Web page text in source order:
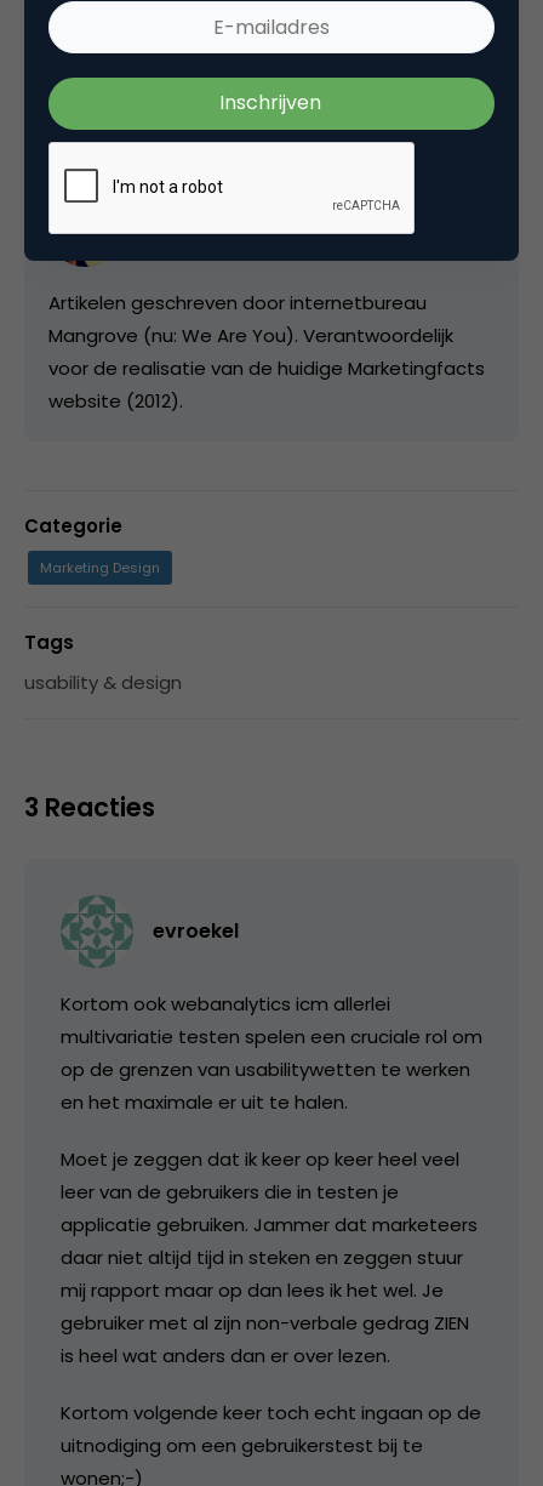
Deel dit artikel
Kopieer link
Internetbureau bijmangrove.com
Artikelen geschreven door internetbureau
Mangrove (nu: We Are You). Verantwoordelijk
voor de realisatie van de huidige Marketingfacts
website (2012).
Categorie
Marketing Design
Tags
usability & design
3 Reacties
evroekel
Kortom ook webanalytics icm allerlei
multivariatie testen spelen een cruciale rol om
op de grenzen van usabilitywetten te werken
en het maximale er uit te halen.
Moet je zeggen dat ik keer op keer heel veel
leer van de gebruikers die in testen je
applicatie gebruiken. Jammer dat marketeers
daar niet altijd tijd in steken en zeggen stuur
mij rapport maar op dan lees ik het wel. Je
gebruiker met al zijn non-verbale gedrag ZIEN
is heel wat anders dan er over lezen.
Kortom volgende keer toch echt ingaan op de
uitnodiging om een gebruikerstest bij te
wonen;-)